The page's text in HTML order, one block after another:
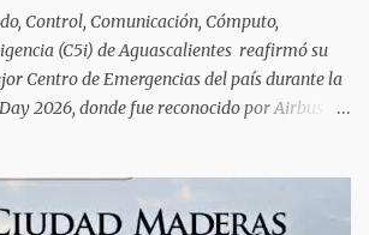
a la Dirección de Servi...
Control, Comunicación, Cómputo,
(C5i) de Aguascalientes reafirmó su
Centro de Emergencias del país durante la
2026, donde fue reconocido por Airbus
atención de emergencias. Este encuentro
especialistas nacionales e internacionales y